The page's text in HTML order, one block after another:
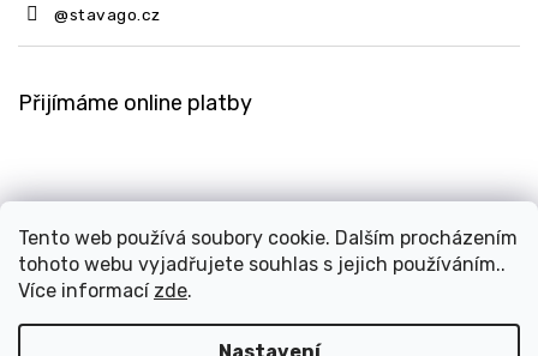
Tento web používá soubory cookie. Dalším procházením
tohoto webu vyjadřujete souhlas s jejich používáním..
Více informací zde.
@stavago.cz
Přijímáme online platby
Copyright 2026
| Platforma